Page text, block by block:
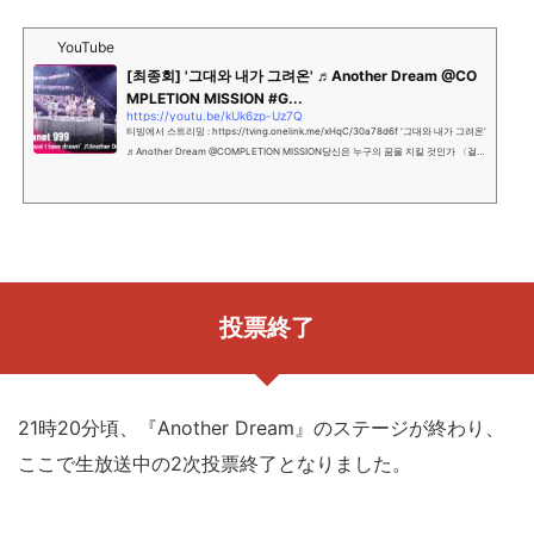
YouTube
[최종회] '그대와 내가 그려온' ♬Another Dream @CO
MPLETION MISSION #G...
https://youtu.be/kUk6zp-Uz7Q
티빙에서 스트리밍 : https://tving.onelink.me/xHqC/30a78d6f '그대와 내가 그려온'
♬Another Dream @COMPLETION MISSION당신은 누구의 꿈을 지킬 것인가 〈걸스
投票終了
21時20分頃、『Another Dream』のステージが終わり、
ここで生放送中の2次投票終了となりました。